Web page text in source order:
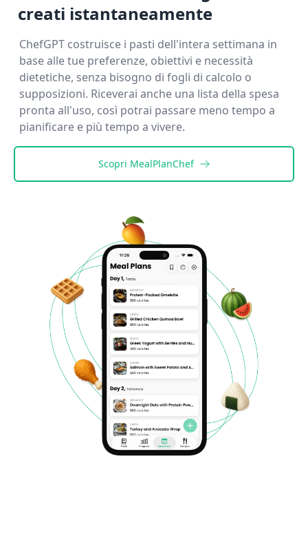
creati istantaneamente
ChefGPT costruisce i pasti dell'intera settimana in
base alle tue preferenze, obiettivi e necessità
dietetiche, senza bisogno di fogli di calcolo o
supposizioni. Riceverai anche una lista della spesa
pronta all'uso, così potrai passare meno tempo a
pianificare e più tempo a vivere.
Scopri MealPlanChef